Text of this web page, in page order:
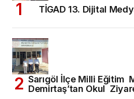
TİGAD 13. Dijital
Sarıgöl İlçe Milli Eğitim
Demirtaş’tan Okul